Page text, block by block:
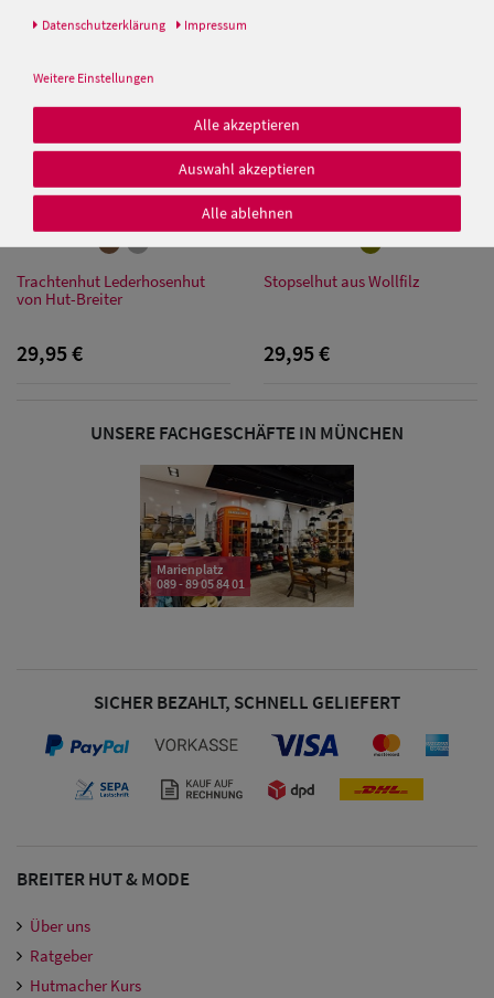
Damen
Baseball Caps
Schutz Caps
& Visoren
Großgrößen
(63-65 cm)
Trachtenhut Lederhosenhut
von Hut-Breiter
29,95 €
Stopselhut aus Wollfilz
29,95 €
UNSERE FACHGESCHÄFTE IN MÜNCHEN
Marienplatz
089 - 89 05 84 01
SICHER BEZAHLT, SCHNELL GELIEFERT
BREITER HUT & MODE
Über uns
Ratgeber
Hutmacher Kurs
Daten­schutz­erklärung Impressum
Weitere Einstellungen
Alle akzeptieren
Auswahl akzeptieren
Alle ablehnen